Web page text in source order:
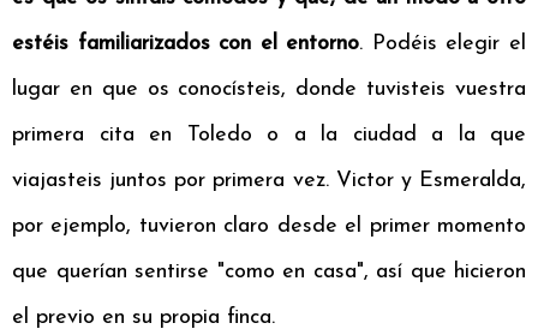
estéis familiarizados con el entorno. Podéis elegir el
lugar en que os conocísteis, donde tuvisteis vuestra
primera cita en Toledo o a la ciudad a la que
viajasteis juntos por primera vez. Victor y Esmeralda,
por ejemplo, tuvieron claro desde el primer momento
que querían sentirse "como en casa", así que hicieron
el previo en su propia finca.